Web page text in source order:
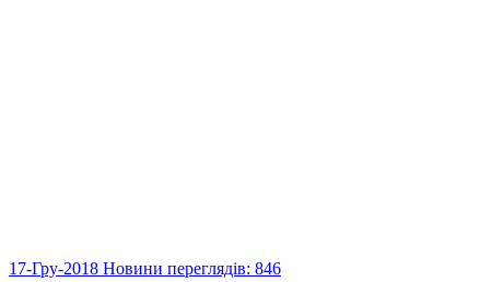
17-Гру-2018 Новини переглядів: 846